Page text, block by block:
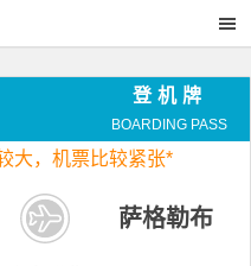
登机牌
BOARDING PASS
大， 机票比较紧张*
萨格勒布